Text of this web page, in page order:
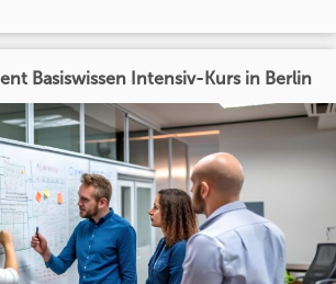
Basiswissen Intensiv-Kurs in Berlin